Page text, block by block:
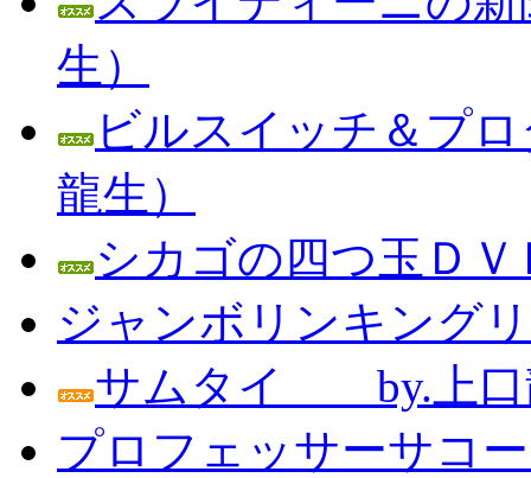
生）
ビルスイッチ＆プ
龍生）
シカゴの四つ玉Ｄ
ジャンボリンキング
サムタイ by.上口
プロフェッサーサコ